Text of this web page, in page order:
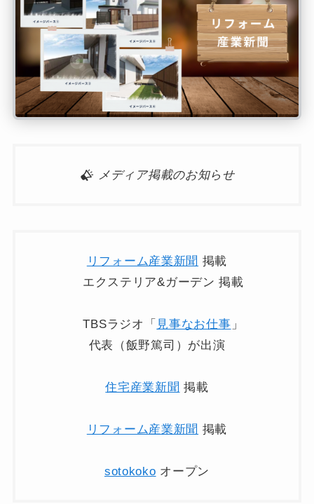
メディア掲載のお知らせ
リフォーム産業新聞 掲載
エクステリア&ガーデン 掲載
TBSラジオ「 見事なお仕事 」
代表（飯野篤司）が出演
住宅産業新聞 掲載
リフォーム産業新聞 掲載
sotokoko オープン